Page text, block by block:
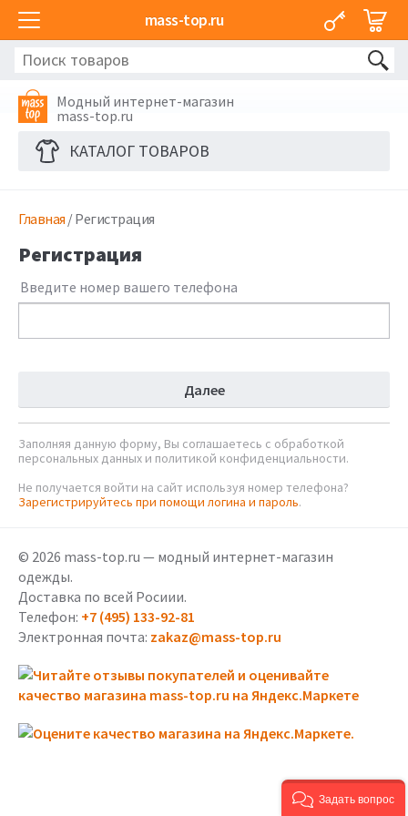
mass-top.ru
Модный интернет-магазин
mass-top.ru
КАТАЛОГ ТОВАРОВ
Главная /Регистрация
Регистрация
Введите номер вашего телефона
Заполняя данную форму, Вы соглашаетесь с обработкой
персональных данных и политикой конфиденциальности.
Не получается войти на сайт используя номер телефона?
Зарегистрируйтесь при помощи логина и пароль.
© 2026 mass-top.ru — модный интернет-магазин
одежды.
Доставка по всей Росиии.
Телефон: +7 (495) 133-92-81
Электронная почта: zakaz@mass-top.ru
Задать вопрос